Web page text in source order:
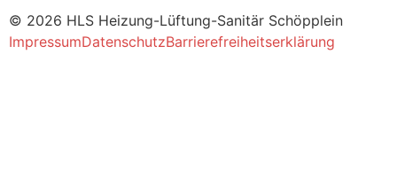
© 2026 HLS Heizung-Lüftung-Sanitär Schöpplein
ImpressumDatenschutzBarrierefreiheitserklärung